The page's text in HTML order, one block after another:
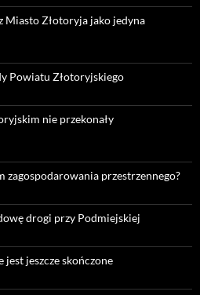
Miasto Złotoryja jako jedyna
Powiatu Złotoryjskiego
nie przekonały
zagospodarowania przestrzennego?
drogi przy Podmiejskiej
jest jeszcze skończone